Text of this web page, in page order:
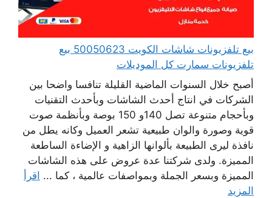
بيع تلفزيونات شاشات الكويت 50050623 بيع
تلفزيونات سمارت كل الموديلات
أصبح خلال السنوات الماضية القليلة تنافسا واضحا بين
الشركات في انتاج أحدث الشاشات وبأحدث التقنيات
وبأحجام متنوعة تصل 140و 150 بوصة وبأنظمة صوت
قوية وصورة والوان طبيعية تشعر العميل وكانه يطل من
نافذة ليرى الطبيعة بألوانها الزاهية و الإضاءة الساطعة
المميزة. ولدى شركتنا عدة عروض على هذه الشاشات
المميزة وبسعر الجملة وبمواصفات عالمية ، كما ... اقرأ
المزيد